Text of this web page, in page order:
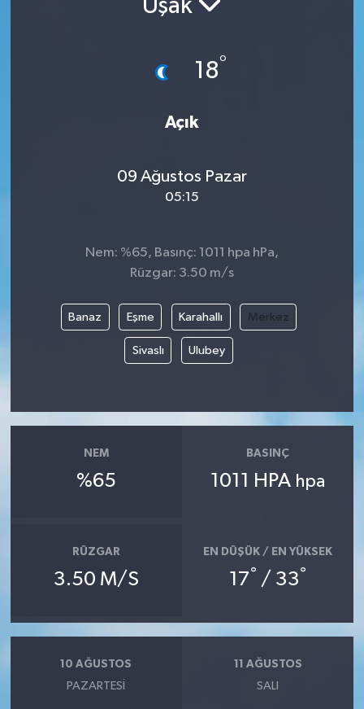
Uşak
18°
Açık
09 Ağustos Pazar
05:15
Nem: %65, Basınç: 1011 hpa hPa,
Rüzgar: 3.50 m/s
Banaz Eşme Karahallı Merkez
Sivaslı Ulubey
NEM
%65
BASINÇ
1011 HPA hpa
RÜZGAR
3.50 M/S
EN DÜŞÜK / EN YÜKSEK
17° / 33°
10 AĞUSTOS
PAZARTESI
11 AĞUSTOS
SALI